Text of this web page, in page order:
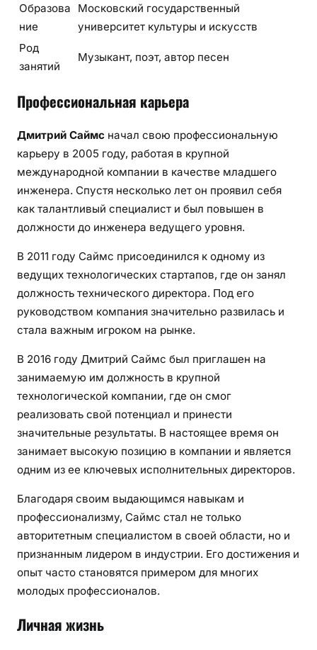
Образова
ние
Московский государственный
университет культуры и искусств
Род
занятий
Музыкант, поэт, автор песен
Профессиональная карьера
Дмитрий Саймс начал свою профессиональную
карьеру в 2005 году, работая в крупной
международной компании в качестве младшего
инженера. Спустя несколько лет он проявил себя
как талантливый специалист и был повышен в
должности до инженера ведущего уровня.
В 2011 году Саймс присоединился к одному из
ведущих технологических стартапов, где он занял
должность технического директора. Под его
руководством компания значительно развилась и
стала важным игроком на рынке.
В 2016 году Дмитрий Саймс был приглашен на
занимаемую им должность в крупной
технологической компании, где он смог
реализовать свой потенциал и принести
значительные результаты. В настоящее время он
занимает высокую позицию в компании и является
одним из ее ключевых исполнительных директоров.
Благодаря своим выдающимся навыкам и
профессионализму, Саймс стал не только
авторитетным специалистом в своей области, но и
признанным лидером в индустрии. Его достижения и
опыт часто становятся примером для многих
молодых профессионалов.
Личная жизнь